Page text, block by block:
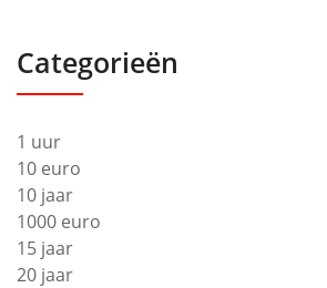
Categorieën
1 uur
10 euro
10 jaar
1000 euro
15 jaar
20 jaar